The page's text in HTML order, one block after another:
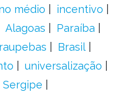
médio
incentivo
Alagoas
Paraíba
Brasil
universalização
Sergipe